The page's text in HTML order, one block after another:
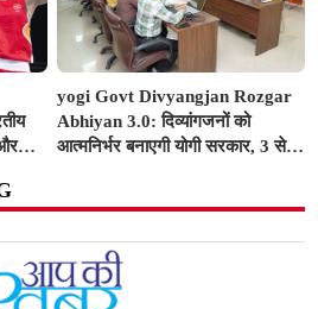
yogi Govt Divyangjan Rozgar
Abhiyan 3.0: दिव्यांगजनों को
आत्मनिर्भर बनाएगी योगी सरकार, 3 से